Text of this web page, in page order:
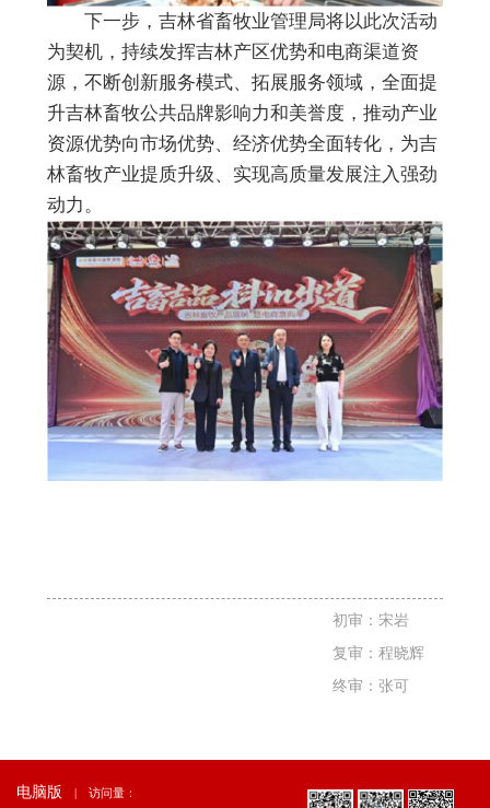
下一步，吉林省畜牧业管理局将以此次活动
为契机，持续发挥吉林产区优势和电商渠道资
源，不断创新服务模式、拓展服务领域，全面提
升吉林畜牧公共品牌影响力和美誉度，推动产业
资源优势向市场优势、经济优势全面转化，为吉
林畜牧产业提质升级、实现高质量发展注入强劲
动力。
初审：宋岩
复审：程晓辉
终审：张可
电脑版 访问量：